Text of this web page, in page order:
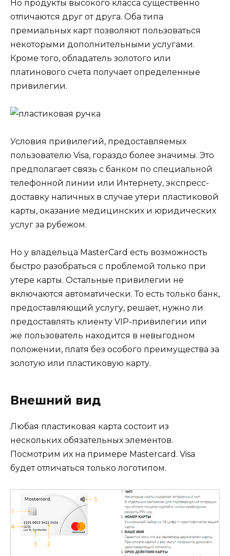
Но продукты высокого класса существенно
отличаются друг от друга. Оба типа
премиальных карт позволяют пользоваться
некоторыми дополнительными услугами.
Кроме того, обладатель золотого или
платинового счета получает определенные
привилегии.
Условия привилегий, предоставляемых
пользователю Visa, гораздо более значимы. Это
предполагает связь с банком по специальной
телефонной линии или Интернету, экспресс-
доставку наличных в случае утери пластиковой
карты, оказание медицинских и юридических
услуг за рубежом.
Но у владельца MasterCard есть возможность
быстро разобраться с проблемой только при
утере карты. Остальные привилегии не
включаются автоматически. То есть только банк,
предоставляющий услугу, решает, нужно ли
предоставлять клиенту VIP-привилегии или
же пользователь находится в невыгодном
положении, платя без особого преимущества за
золотую или пластиковую карту.
Внешний вид
Любая пластиковая карта состоит из
нескольких обязательных элементов.
Посмотрим их на примере Mastercard. Visa
будет отличаться только логотипом.